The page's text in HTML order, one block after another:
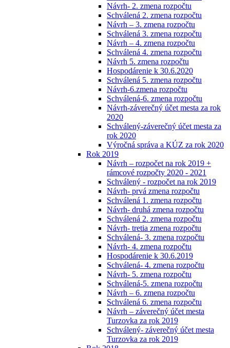
Návrh- 2. zmena rozpočtu
Schválená 2. zmena rozpočtu
Návrh – 3. zmena rozpočtu
Schválená 3. zmena rozpočtu
Návrh – 4. zmena rozpočtu
Schválená 4. zmena rozpočtu
Návrh 5. zmena rozpočtu
Hospodárenie k 30.6.2020
Schválená 5. zmena rozpočtu
Návrh-6.zmena rozpočtu
Schválená-6. zmena rozpočtu
Návrh-záverečný účet mesta za rok
2020
Schválený-záverečný účet mesta za
rok 2020
Výročná správa a KÚZ za rok 2020
Rok 2019
Návrh – rozpočet na rok 2019 +
rámcové rozpočty 2020 - 2021
Schválený - rozpočet na rok 2019
Návrh- prvá zmena rozpočtu
Schválená 1. zmena rozpočtu
Návrh- druhá zmena rozpočtu
Schválená 2. zmena rozpočtu
Návrh- tretia zmena rozpočtu
Schválená- 3. zmena rozpočtu
Návrh- 4. zmena rozpočtu
Hospodárenie k 30.6.2019
Schválená- 4. zmena rozpočtu
Návrh- 5. zmena rozpočtu
Schválená-5. zmena rozpočtu
Návrh – 6. zmena rozpočtu
Schválená 6. zmena rozpočtu
Návrh – záverečný účet mesta
Turzovka za rok 2019
Schválený- záverečný účet mesta
Turzovka za rok 2019